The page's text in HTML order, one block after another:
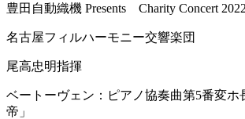
豊田自動織機 Presents Charity Concert 2022
名古屋フィルハーモニー交響楽団
尾高忠明指揮
ベートーヴェン：ピアノ協奏曲第5番変ホ
帝」